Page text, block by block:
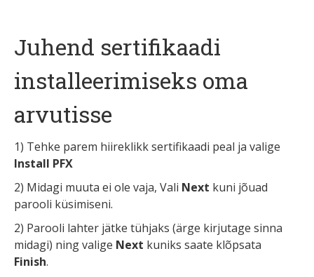
Juhend sertifikaadi
installeerimiseks oma
arvutisse
1) Tehke parem hiireklikk sertifikaadi peal ja valige
Install PFX
2) Midagi muuta ei ole vaja, Vali Next kuni jõuad
parooli küsimiseni.
2) Parooli lahter jätke tühjaks (ärge kirjutage sinna
midagi) ning valige Next kuniks saate klõpsata
Finish.